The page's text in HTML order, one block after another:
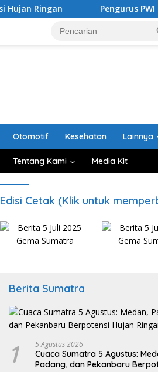
Pengurus PWI Dharmasraya
Otomotif Kesehatan Lainnya
Tentang Kami Media Kit
Edisi Cetak (Klik untuk
Berita Sumatra
1 5 Agustus 2026
Cuaca Sumatra 5 Agustus:
Padang, dan Pekanbaru